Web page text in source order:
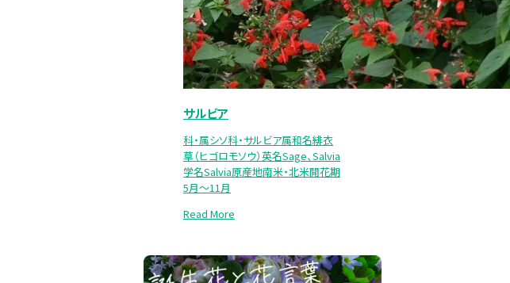
サルビア
科・属シソ科・サルビア属和名緋衣
草（ヒゴロモソウ）英名Sage、Salvia
学名Salvia原産地南米・北米開花期
5月～11月
Read More